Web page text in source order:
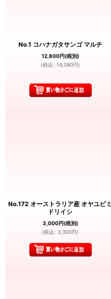
No.1 コハナガタサンゴ マルチ
12,800円(税別)
(税込 : 14,080円)
No.172 オーストラリア産 オヤユビミ
ドリイシ
3,000円(税別)
(税込 : 3,300円)